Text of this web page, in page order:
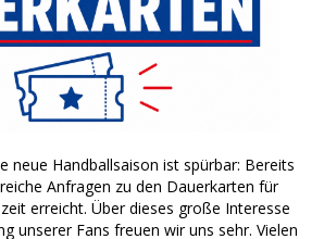
neue Handballsaison ist spürbar: Bereits
Anfragen zu den Dauerkarten für
erreicht. Über dieses große Interesse
unserer Fans freuen wir uns sehr. Vielen